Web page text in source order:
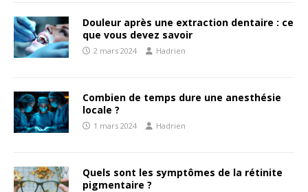
Douleur après une extraction dentaire : ce
que vous devez savoir
2 mars 2024 Hadrien
Combien de temps dure une anesthésie
locale ?
1 mars 2024 Hadrien
Quels sont les symptômes de la rétinite
pigmentaire ?